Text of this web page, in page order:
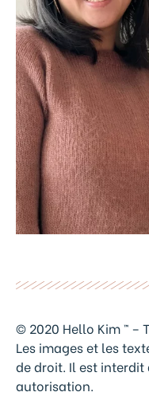
© 2020 Hello Kim ™ –
Les images et les
de droit. Il est interdit
autorisation.